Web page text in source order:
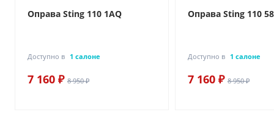
Оправа Sting 110 1AQ
Доступно в 1 салоне
7 160 ₽ 8 950 ₽
Оправа Sting 110
Доступно в 1 салоне
7 160 ₽ 8 950 ₽